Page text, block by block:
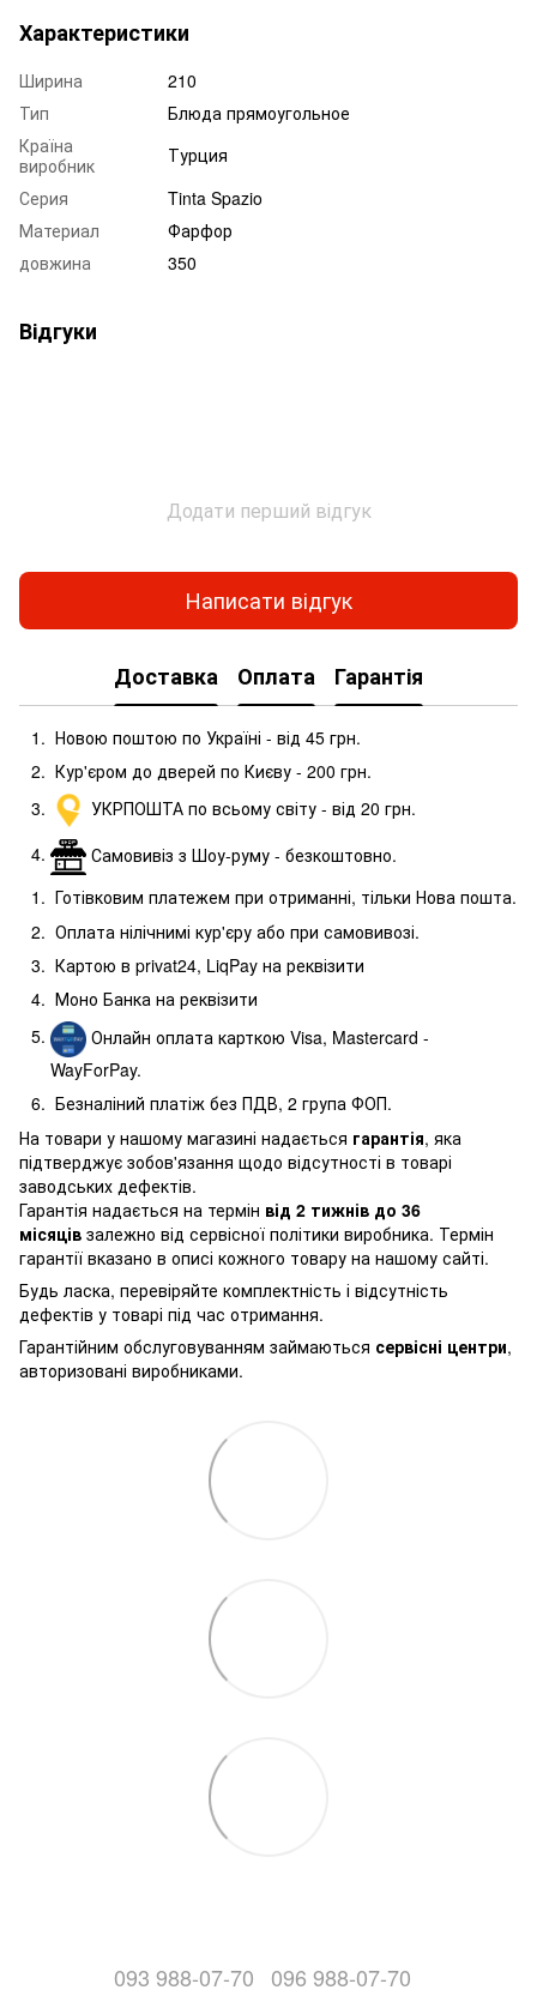
Характеристики
Ширина
210
Тип
Блюда прямоугольное
Країна
виробник
Турция
Серия
Tinta Spazio
Материал
Фарфор
довжина
350
Відгуки
Додати перший відгук
Написати відгук
Доставка Оплата Гарантія
Новою поштою по Україні - від 45 грн.
Кур'єром до дверей по Києву - 200 грн.
УКРПОШТА по всьому світу - від 20 грн.
Самовивіз з Шоу-руму - безкоштовно.
Готівковим платежем при отриманні, тільки Нова пошта.
Оплата нілічнимі кур'єру або при самовивозі.
Картою в privat24, LiqPay на реквізити
Моно Банка на реквізити
Онлайн оплата карткою Visa, Mastercard -
WayForPay.
Безналіний платіж без ПДВ, 2 група ФОП.
На товари у нашому магазині надається гарантія, яка
підтверджує зобов'язання щодо відсутності в товарі
заводських дефектів.
Гарантія надається на термін від 2 тижнів до 36
місяців залежно від сервісної політики виробника. Термін
гарантії вказано в описі кожного товару на нашому сайті.
Будь ласка, перевіряйте комплектність і відсутність
дефектів у товарі під час отримання.
Гарантійним обслуговуванням займаються сервісні центри,
авторизовані виробниками.
093 988-07-70 096 988-07-70